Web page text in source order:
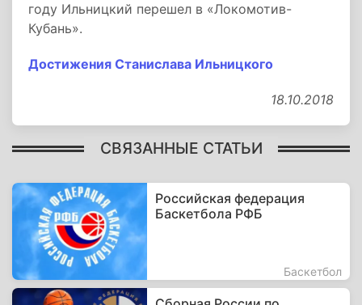
году Ильницкий перешел в «Локомотив-
Кубань».
Достижения Станислава Ильницкого
18.10.2018
СВЯЗАННЫЕ СТАТЬИ
Российская федерация
Баскетбола РФБ
Баскетбол